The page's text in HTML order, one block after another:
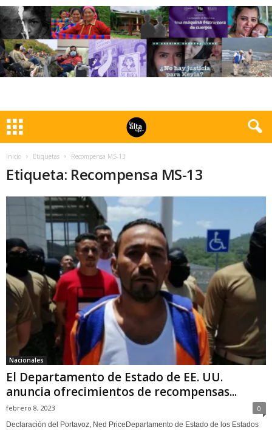
Inicio Etiquetas Recompensa MS-13
Etiqueta: Recompensa MS-13
Nacionales
El Departamento de Estado de EE. UU.
anuncia ofrecimientos de recompensas...
febrero 8, 2023 0
Declaración del Portavoz, Ned PriceDepartamento de Estado de los Estados